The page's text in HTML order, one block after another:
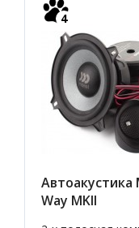
4
Автоакустика
Way MKII